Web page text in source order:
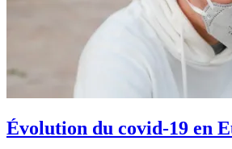
Évolution du covid-19 en